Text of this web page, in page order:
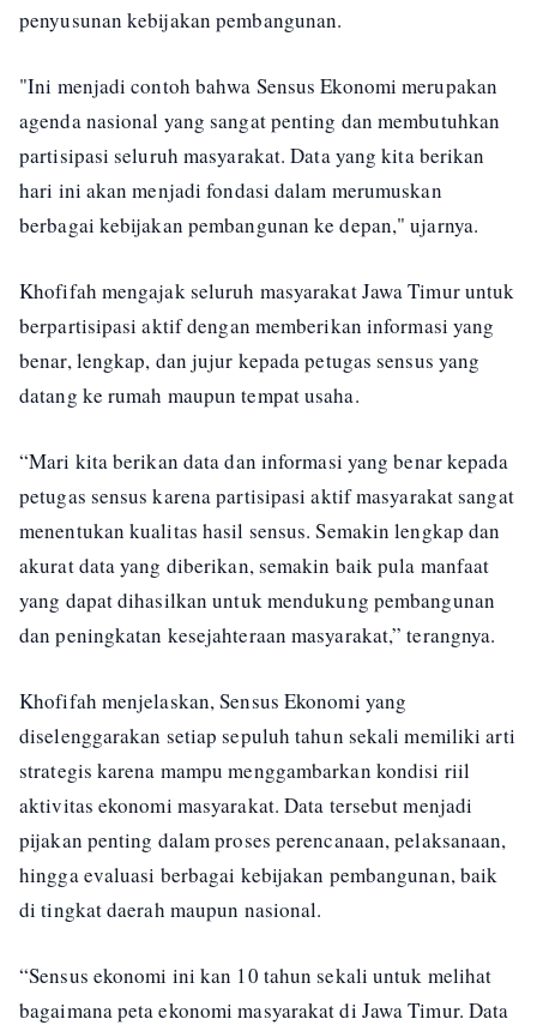
penyusunan kebijakan pembangunan.
"Ini menjadi contoh bahwa Sensus Ekonomi merupakan
agenda nasional yang sangat penting dan membutuhkan
partisipasi seluruh masyarakat. Data yang kita berikan
hari ini akan menjadi fondasi dalam merumuskan
berbagai kebijakan pembangunan ke depan," ujarnya.
Khofifah mengajak seluruh masyarakat Jawa Timur untuk
berpartisipasi aktif dengan memberikan informasi yang
benar, lengkap, dan jujur kepada petugas sensus yang
datang ke rumah maupun tempat usaha.
“Mari kita berikan data dan informasi yang benar kepada
petugas sensus karena partisipasi aktif masyarakat sangat
menentukan kualitas hasil sensus. Semakin lengkap dan
akurat data yang diberikan, semakin baik pula manfaat
yang dapat dihasilkan untuk mendukung pembangunan
dan peningkatan kesejahteraan masyarakat,” terangnya.
Khofifah menjelaskan, Sensus Ekonomi yang
diselenggarakan setiap sepuluh tahun sekali memiliki arti
strategis karena mampu menggambarkan kondisi riil
aktivitas ekonomi masyarakat. Data tersebut menjadi
pijakan penting dalam proses perencanaan, pelaksanaan,
hingga evaluasi berbagai kebijakan pembangunan, baik
di tingkat daerah maupun nasional.
“Sensus ekonomi ini kan 10 tahun sekali untuk melihat
bagaimana peta ekonomi masyarakat di Jawa Timur. Data